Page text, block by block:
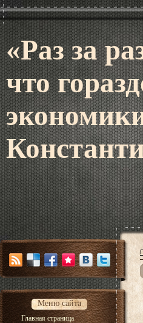
«Раз за
что
Меню сайта
Главная страница